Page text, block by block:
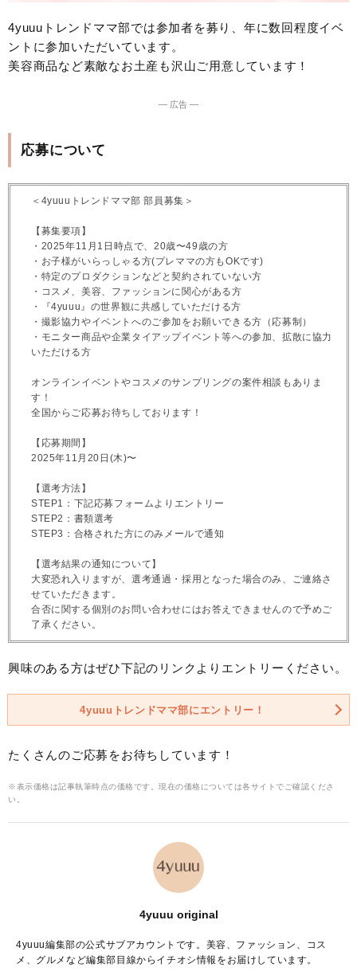
4yuuuトレンドママ部では参加者を募り、年に数回程度イベ
ントに参加いただいています。
美容商品など素敵なお土産も沢山ご用意しています！
― 広告 ―
応募について
＜4yuuuトレンドママ部 部員募集＞
【募集要項】
・2025年11月1日時点で、20歳〜49歳の方
・お子様がいらっしゃる方(プレママの方もOKです)
・特定のプロダクションなどと契約されていない方
・コスメ、美容、ファッションに関心がある方
・『4yuuu』の世界観に共感していただける方
・撮影協力やイベントへのご参加をお願いできる方（応募制）
・モニター商品や企業タイアップイベント等への参加、拡散に協力
いただける方
オンラインイベントやコスメのサンプリングの案件相談もありま
す！
全国からご応募お待ちしております！
【応募期間】
2025年11月20日(木)〜
【選考方法】
STEP1：下記応募フォームよりエントリー
STEP2：書類選考
STEP3：合格された方にのみメールで通知
【選考結果の通知について】
大変恐れ入りますが、選考通過・採用となった場合のみ、ご連絡さ
せていただきます。
合否に関する個別のお問い合わせにはお答えできませんので予めご
了承ください。
興味のある方はぜひ下記のリンクよりエントリーください。
4yuuuトレンドママ部にエントリー！
たくさんのご応募をお待ちしています！
※表示価格は記事執筆時点の価格です。現在の価格については各サイトでご確認くださ
い。
4yuuu original
4yuuu編集部の公式サブアカウントです。美容、ファッション、コス
メ、グルメなど編集部目線からイチオシ情報をお届けしています。